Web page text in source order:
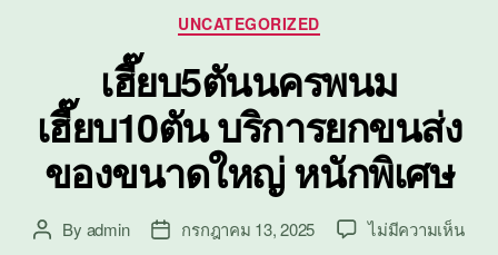
Categories
UNCATEGORIZED
เฮี๊ยบ5ตันนครพนม
เฮี๊ยบ10ตัน บริการยกขนส่ง
ของขนาดใหญ่ หนักพิเศษ
PostBy admin
Postกรกฎาคม 13, 2025 ไม่มีความเห็นบน